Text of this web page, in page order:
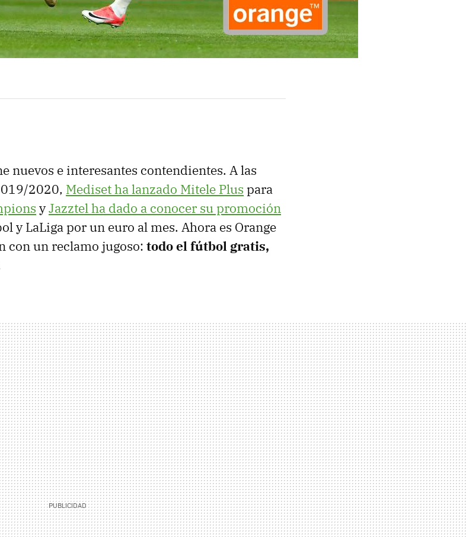
nuevos e interesantes contendientes. A las
2020, Mediset ha lanzado Mitele Plus para
yJazztel ha dado a conocer su promoción
y LaLiga por un euro al mes. Ahora es Orange
con un reclamo jugoso: todo el fútbol gratis,